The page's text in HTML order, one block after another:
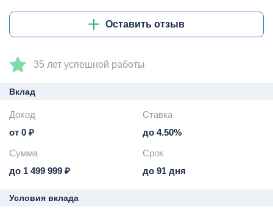
Оставить отзыв
35 лет успешной работы
Вклад
Доход
от 0 ₽
Ставка
до 4.50%
Сумма
до 1 499 999 ₽
Срок
до 91 дня
Условия вклада